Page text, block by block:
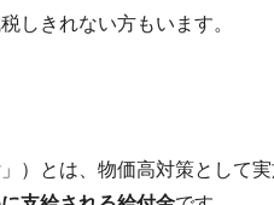
しきれない方もいます。
）とは、物価高対策として